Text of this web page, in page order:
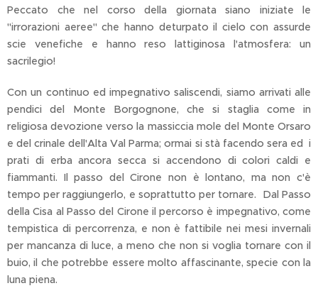
Peccato che nel corso della giornata siano iniziate le
"irrorazioni aeree" che hanno deturpato il cielo con assurde
scie venefiche e hanno reso lattiginosa l'atmosfera: un
sacrilegio!
Con un continuo ed impegnativo saliscendi, siamo arrivati alle
pendici del Monte Borgognone, che si staglia come in
religiosa devozione verso la massiccia mole del Monte Orsaro
e del crinale dell'Alta Val Parma; ormai si stà facendo sera ed i
prati di erba ancora secca si accendono di colori caldi e
fiammanti. Il passo del Cirone non è lontano, ma non c'è
tempo per raggiungerlo, e soprattutto per tornare. Dal Passo
della Cisa al Passo del Cirone il percorso è impegnativo, come
tempistica di percorrenza, e non è fattibile nei mesi invernali
per mancanza di luce, a meno che non si voglia tornare con il
buio, il che potrebbe essere molto affascinante, specie con la
luna piena.